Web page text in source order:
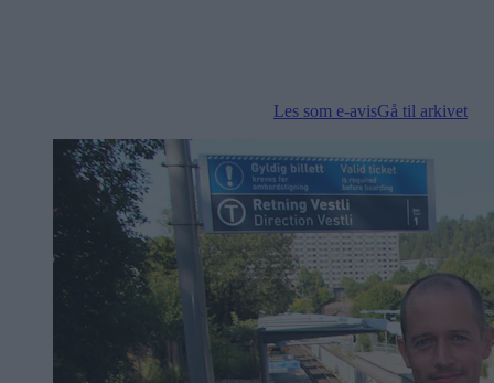
Les som e-avisGå til arkivet